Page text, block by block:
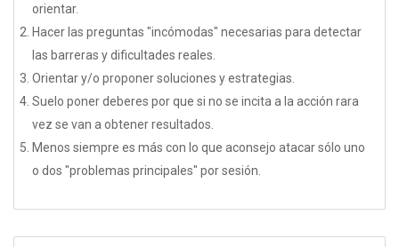
orientar.
Hacer las preguntas "incómodas" necesarias para detectar
las barreras y dificultades reales.
Orientar y/o proponer soluciones y estrategias.
Suelo poner deberes por que si no se incita a la acción rara
vez se van a obtener resultados.
Menos siempre es más con lo que aconsejo atacar sólo uno
o dos "problemas principales" por sesión.